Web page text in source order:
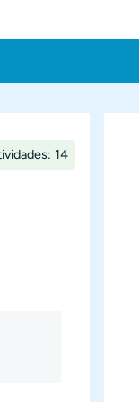
14